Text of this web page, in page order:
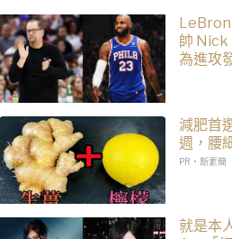
LeBron
帥 Nick
為進攻
減肥首
週，腰
PR・新素簡
就是本